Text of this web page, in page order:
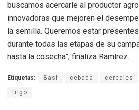
buscamos acercarle al productor
innovadoras que mejoren el
la semilla. Queremos estar
durante todas las etapas de su
hasta la cosecha”, finaliza Ramírez.
Etiquetas: Basf cebada cereales
trigo